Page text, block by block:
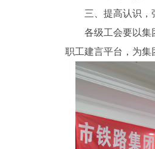
三、提高认识，
各级工会要以集
职工建言平台，为集